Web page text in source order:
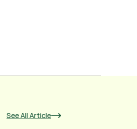
See All Article